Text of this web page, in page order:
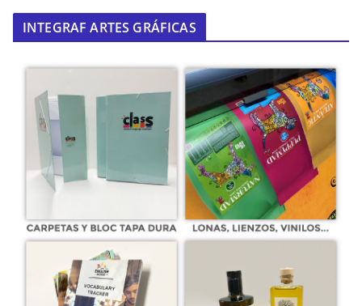
INTEGRAF ARTES GRÁFICAS